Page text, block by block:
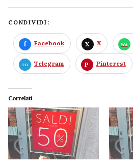
CONDIVIDI:
Facebook X
Telegram Pinterest
Correlati